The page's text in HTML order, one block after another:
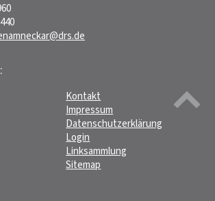
Kontakt
Impressum
Datenschutzerklärung
Login
Linksammlung
Sitemap